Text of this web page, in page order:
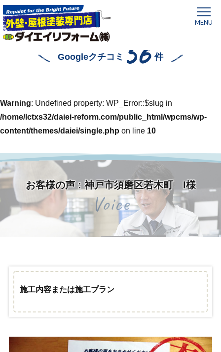
MENU
Googleクチコミ 56 件
ホーム»神戸市須磨区若木町 I様
Warning: Undefined property: WP_Error::$slug in
/home/lctxs32/daiei-reform.com/public_html/wpcms/wp-
content/themes/daiei/single.php on line 10
お客様の声 : 神戸市須磨区若木町 I様
Voice
施工内容または施工プラン